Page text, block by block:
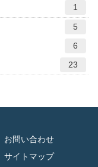
1
5
6
23
お問い合わせ
サイトマップ